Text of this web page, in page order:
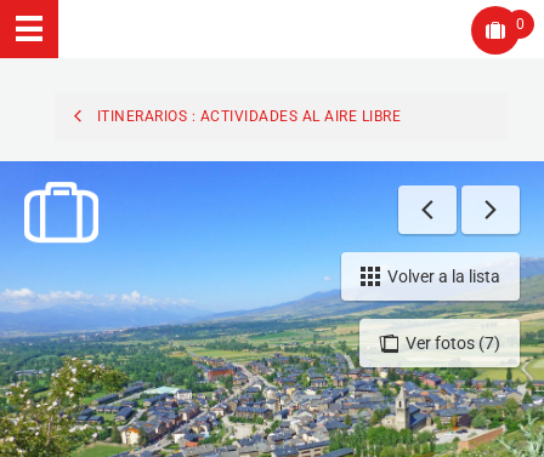
0
ITINERARIOS : ACTIVIDADES AL AIRE LIBRE
Ver fotos (7)
Volver a la lista